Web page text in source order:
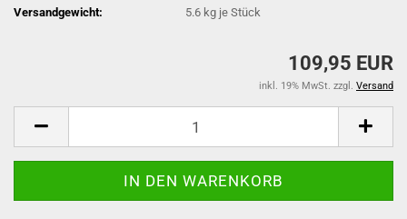
Versandgewicht: 5.6 kg je Stück
109,95 EUR
inkl. 19% MwSt. zzgl. Versand